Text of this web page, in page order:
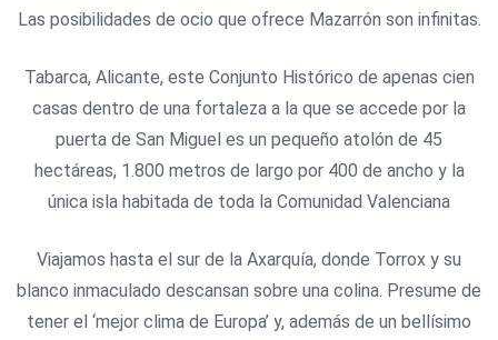
Las posibilidades de ocio que ofrece Mazarrón son infinitas.
Tabarca, Alicante, este Conjunto Histórico de apenas cien
casas dentro de una fortaleza a la que se accede por la
puerta de San Miguel es un pequeño atolón de 45
hectáreas, 1.800 metros de largo por 400 de ancho y la
única isla habitada de toda la Comunidad Valenciana
Viajamos hasta el sur de la Axarquía, donde Torrox y su
blanco inmaculado descansan sobre una colina. Presume de
tener el ‘mejor clima de Europa’ y, además de un bellísimo